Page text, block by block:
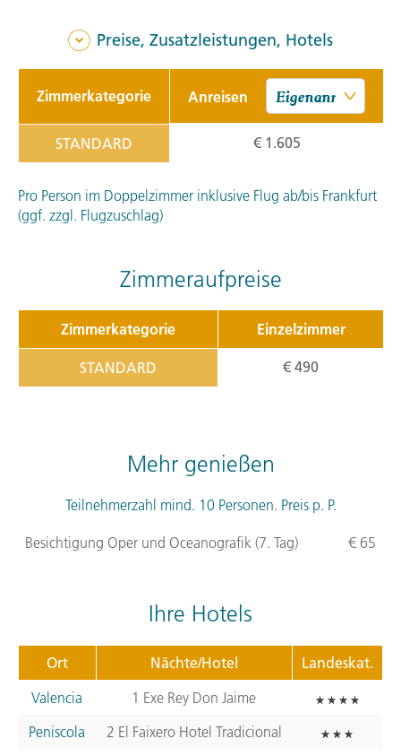
Preise, Zusatzleistungen, Hotels
Zimmerkategorie Anreisen
STANDARD € 1.605
Pro Person im Doppelzimmer inklusive Flug ab/bis Frankfurt
(ggf. zzgl. Flugzuschlag)
Zimmeraufpreise
Zimmerkategorie Einzelzimmer
STANDARD € 490
Mehr genießen
Teilnehmerzahl mind. 10 Personen. Preis p. P.
Besichtigung Oper und Oceanografik (7. Tag) € 65
Ihre Hotels
Ort Nächte/Hotel
Landeskat.
Valencia
1 Exe Rey Don Jaime
Peniscola
2 El Faixero Hotel Tradicional